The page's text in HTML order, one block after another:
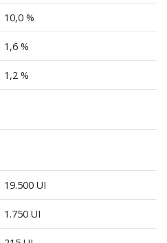
10,0 %
1,6 %
1,2 %
19.500 UI
1.750 UI